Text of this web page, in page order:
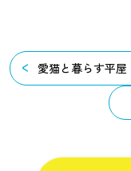
愛猫と暮らす平屋